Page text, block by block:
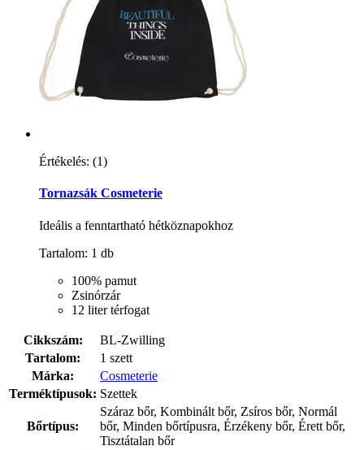
Értékelés: (1)
Tornazsák Cosmeterie
Ideális a fenntartható hétköznapokhoz
Tartalom: 1 db
100% pamut
Zsinórzár
12 liter térfogat
Cikkszám:
BL-Zwilling
Tartalom:
1 szett
Márka:
Cosmeterie
Terméktípusok: Szettek
Bőrtípus:
Száraz bőr, Kombinált bőr, Zsíros bőr, Normál
bőr, Minden bőrtípusra, Érzékeny bőr, Érett bőr,
Tisztátalan bőr